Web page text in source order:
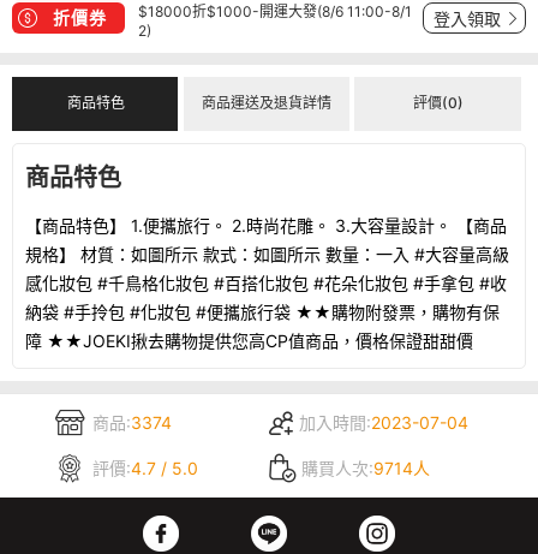
折價券
$18000折$1000-開運大發(8/6 11:00-8/1
2)
登入領取
商品特色 商品運送及退貨詳情 評價(0)
商品特色
【商品特色】 1.便攜旅行。 2.時尚花雕。 3.大容量設計。 【商品
規格】 材質：如圖所示 款式：如圖所示 數量：一入 #大容量高級
感化妝包 #千鳥格化妝包 #百搭化妝包 #花朵化妝包 #手拿包 #收
納袋 #手拎包 #化妝包 #便攜旅行袋 ★★購物附發票，購物有保
障 ★★JOEKI揪去購物提供您高CP值商品，價格保證甜甜價
商品:3374 加入時間:2023-07-04
評價:4.7 / 5.0 購買人次:9714人